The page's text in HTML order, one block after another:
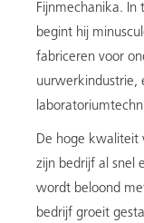
Fijnmechanika. In
begint hij
fabriceren voor
uurwerkindustrie,
De hoge kwaliteit
zijn bedrijf al snel
wordt beloond
bedrijf groeit